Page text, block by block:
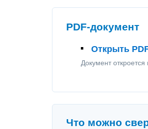
PDF-документ
Открыть
Документ откроется
Что можно